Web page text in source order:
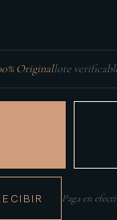
Originallote
Paga en